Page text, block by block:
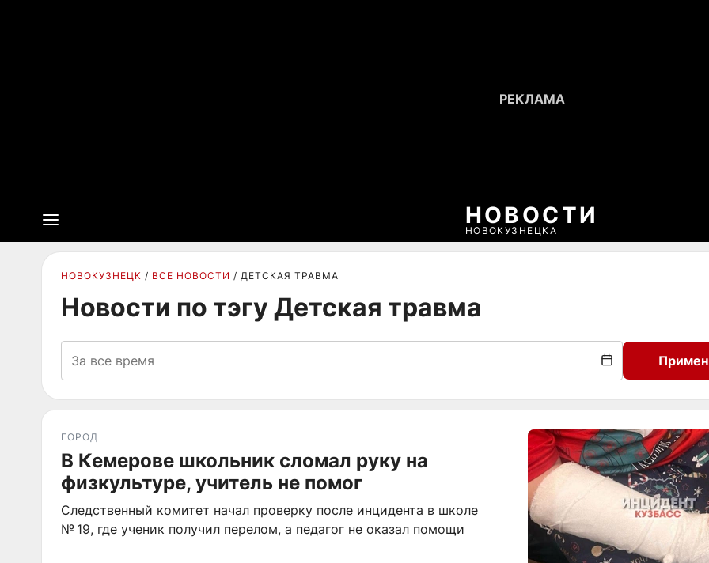
НОВОСТИ
НОВОКУЗНЕЦКА
НОВОКУЗНЕЦК ВСЕ НОВОСТИ ДЕТСКАЯ ТРАВМА
Новости по тэгу Детская травма
ГОРОД
В Кемерове школьник сломал руку на
физкультуре, учитель не помог
Следственный комитет начал проверку после инцидента в школе
№ 19, где ученик получил перелом, а педагог не оказал помощи